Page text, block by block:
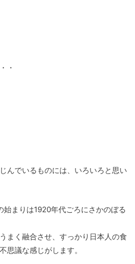
・
んでいるものには、いろいろと思い
まりは1920年代ごろにさかのぼる
まく融合させ、すっかり日本人の食
思議な感じがします。